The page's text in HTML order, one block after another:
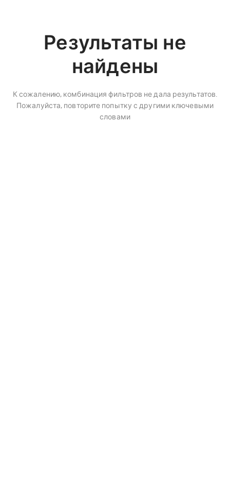
Результаты не
найдены
К сожалению, комбинация фильтров не дала результатов.
Пожалуйста, повторите попытку с другими ключевыми
словами